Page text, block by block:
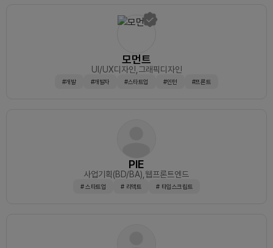
모먼트
UI/UX디자인 ,그래픽디자인
#개발 #개발자 #스타트업 #인턴 #프론트
PIE
사업기획(BD/BA) ,웹프론트엔드
# 스타트업 # 리액트 # 타입스크립트